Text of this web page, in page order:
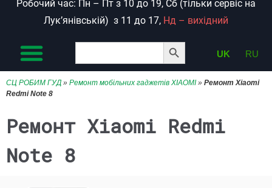
Робочий час: Пн – Пт з 10 до 19, Сб (тільки сервіс на
Лук’янівській) з 11 до 17, Нд – вихідний
Search
Search Button
UK RU
СЦ РОБИМ ГУД » Ремонт мобільних гаджетів XIAOMI» Ремонт Xiaomi
Redmi Note 8
Ремонт Xiaomi Redmi
Note 8